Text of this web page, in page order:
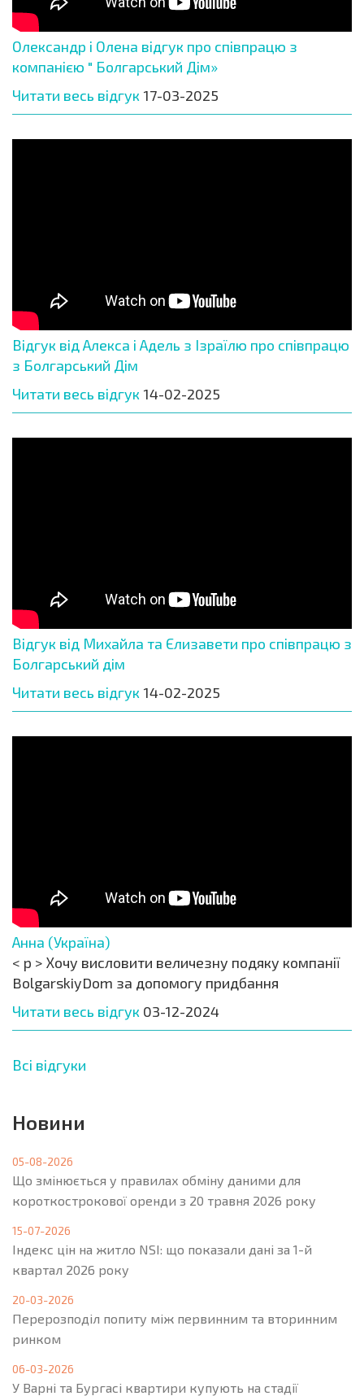
Олександр і Олена відгук про співпрацю з
компанією " Болгарський Дім»
Читати весь відгук 17-03-2025
Відгук від Алекса і Адель з Ізраїлю про співпрацю
з Болгарський Дім
Читати весь відгук 14-02-2025
Відгук від Михайла та Єлизавети про співпрацю з
Болгарський дім
Читати весь відгук 14-02-2025
Анна (Україна)
< p > Хочу висловити величезну подяку компанії
BolgarskiyDom за допомогу придбання
Читати весь відгук 03-12-2024
Всі відгуки
Новини
05-08-2026
Що змінюється у правилах обміну даними для
короткострокової оренди з 20 травня 2026 року
15-07-2026
Індекс цін на житло NSI: що показали дані за 1-й
квартал 2026 року
20-03-2026
Перерозподіл попиту між первинним та вторинним
ринком
06-03-2026
У Варні та Бургасі квартири купують на стадії